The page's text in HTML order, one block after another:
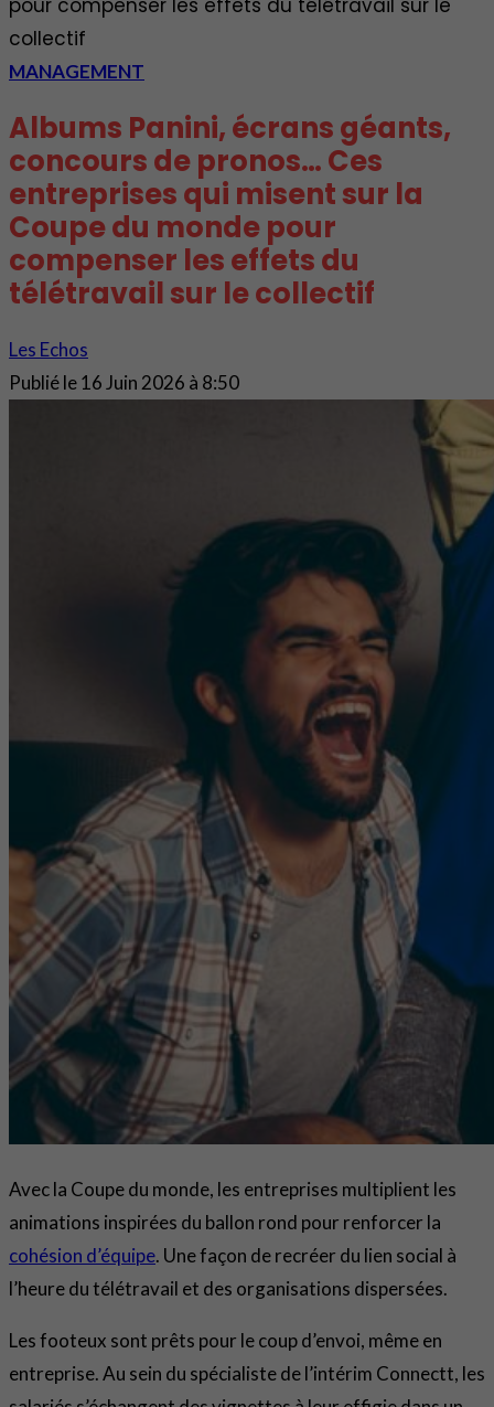
collectif
MANAGEMENT
Albums Panini, écrans géants,
concours de pronos… Ces
entreprises qui misent sur la
Coupe du monde pour
compenser les effets du
télétravail sur le collectif
Les Echos
Publié le16 Juin 2026 à 8:50
Avec la Coupe du monde, les entreprises multiplient les
animations inspirées du ballon rond pour renforcer la
cohésion d’équipe. Une façon de recréer du lien social à
l’heure du télétravail et des organisations dispersées.
Les footeux sont prêts pour le coup d’envoi, même en
entreprise. Au sein du spécialiste de l’intérim Connectt, les